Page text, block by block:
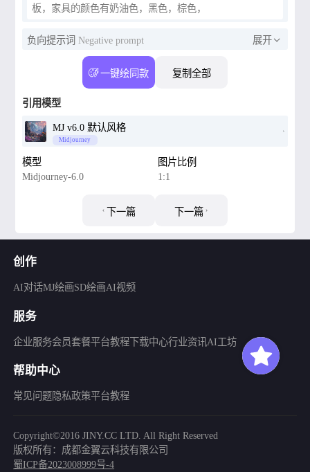
板，家具的颜色有奶油色，黑色，棕色，
负向提示词 Negative prompt 展开
一键绘同款 复制全部
引用模型
MJ v6.0 默认风格
Midjourney
模型
Midjourney-6.0
图片比例
1:1
下一篇 下一篇
创作
AI对话MJ绘画SD绘画AI视频
服务
企业服务会员套餐平台教程 下载中心行业资讯AI工坊
帮助中心
常见问题隐私政策平台教程
Copyright©2016 JINY.CC LTD. All Right Reserved
版权所有：成都金翼云科技有限公司
蜀ICP备2023008999号-4